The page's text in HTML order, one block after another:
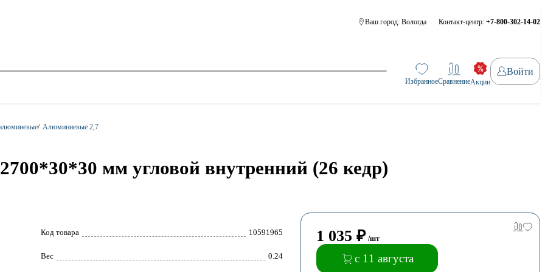
Ваш город: Вологда Контакт-центр: +7-800-302-14-02
ИзбранноеСравнениеАкции
Войти
/ Алюминиевые 2,7
мм угловой внутренний (26 кедр)
Код товара 10591965
Вес 0.24
1 035 ₽ /шт
с 11 августа